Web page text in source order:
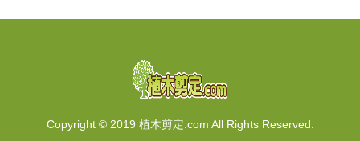
Copyright © 2019 植木剪定.com All Rights Reserved.